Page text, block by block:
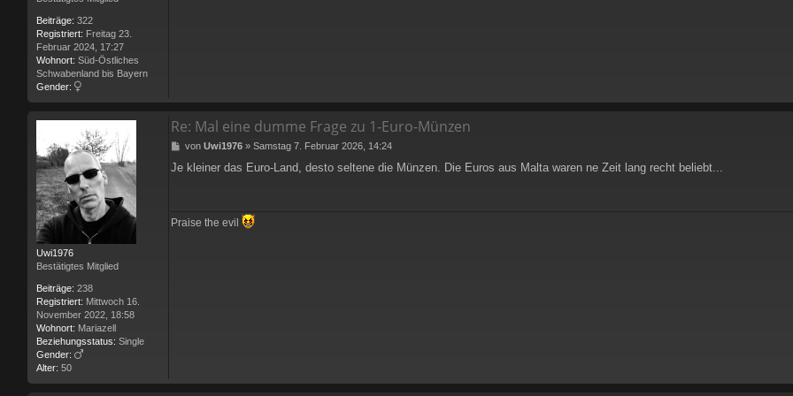
Beiträge: 322
Registriert: Freitag 23.
Februar 2024, 17:27
Wohnort: Süd-Östliches
Schwabenland bis Bayern
Gender:
Uwi1976
Bestätigtes Mitglied
Beiträge: 238
Registriert: Mittwoch 16.
November 2022, 18:58
Wohnort: Mariazell
Beziehungsstatus: Single
Gender:
Alter: 50
Re: Mal eine dumme Frage zu 1‑Euro‑Münzen
B
i
g
von Uwi1976» Samstag 7. Februar 2026, 14:24
Je kleiner das Euro-Land, desto seltene die Münzen. Die Euros aus Malta waren ne Zeit lang recht beliebt...
Praise the evil